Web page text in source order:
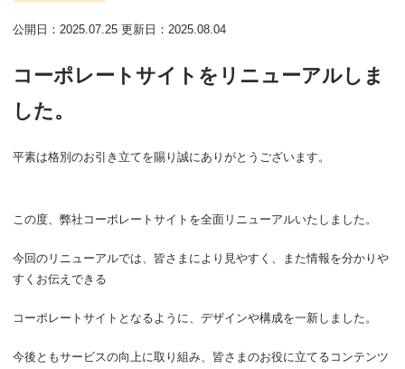
公開日： 2025.07.25 更新日： 2025.08.04
コーポレートサイトをリニューアルしま
した。
平素は格別のお引き立てを賜り誠にありがとうございます。
この度、弊社コーポレートサイトを全面リニューアルいたしました。
今回のリニューアルでは、皆さまにより見やすく、また情報を分かりや
すくお伝えできる
コーポレートサイトとなるように、デザインや構成を一新しました。
今後ともサービスの向上に取り組み、皆さまのお役に立てるコンテンツ